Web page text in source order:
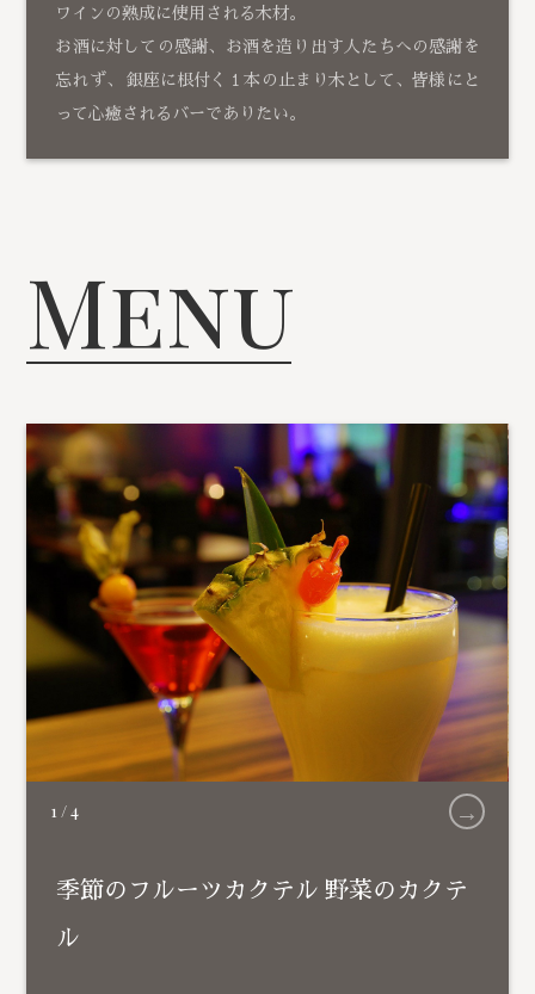
ワインの熟成に使用される木材。
お酒に対しての感謝、お酒を造り出す人たちへの感謝を
忘れず、 銀座に根付く１本の止まり木として、皆様にと
って心癒されるバーでありたい。
Menu
1 /4 →
季節のフルーツカクテル 野菜のカクテ
ル